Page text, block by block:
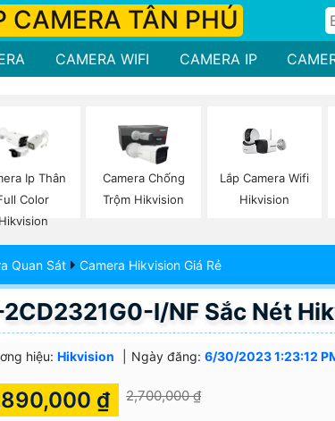
CAMERA TÂN PHÚ
CAMERA WIFI CAMERA IP
Ip Thân
Color
Hikvision
Camera Chống
Trộm Hikvision
Lắp Camera Wifi
Hikvision
Quan Sát Camera Hikvision Giá Rẻ
2CD2321G0-I/NF Sắc Nét
hiệu: Hikvision Ngày đăng: 6/30/2023 1:23:12
₫ 2,700,000 ₫